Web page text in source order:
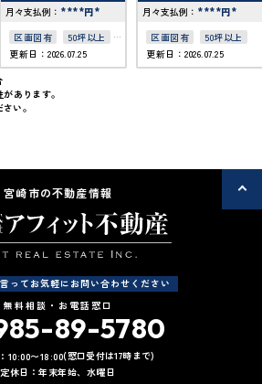
月々支払例： ****円*
区画図有
50坪以上
接道6ｍ以上
更新日：2026.07.25
月々支払例： ****円*
区画図有
50坪以上
更新日：2026.07.25
あります。
い。
宮崎市の不動産情報
ってお気軽にお問い合わせください
無料相談・お電話窓口
89-5780
10:00〜18:00(窓口受付は17時まで)
定休日：年末年始、水曜日